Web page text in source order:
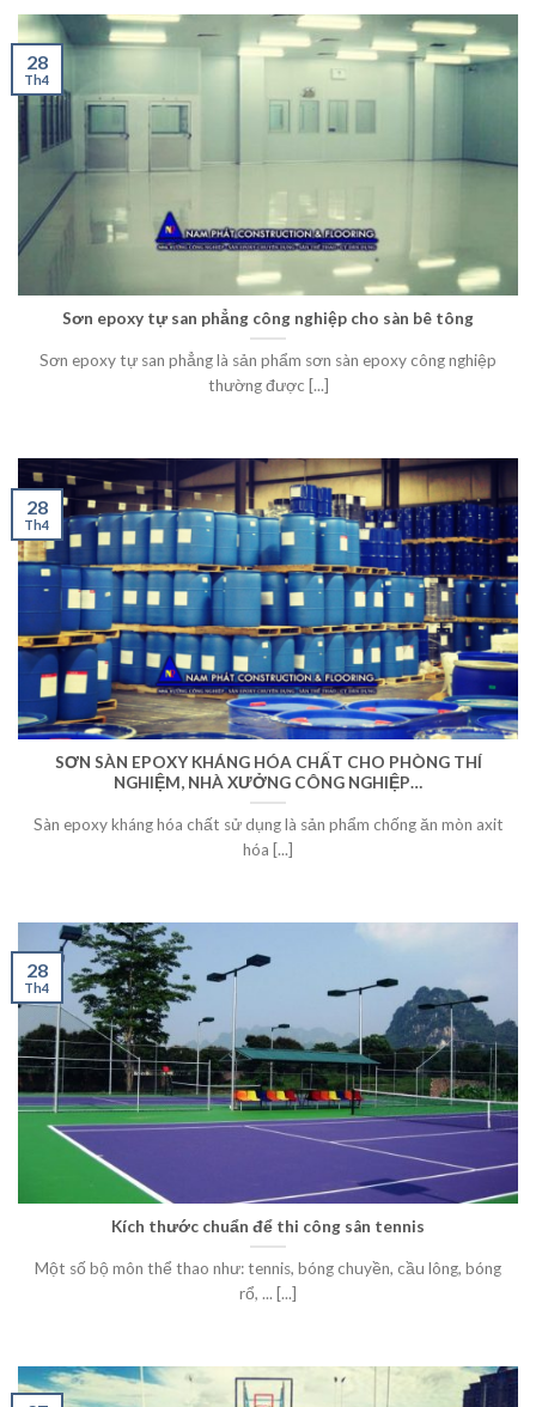
Sơn epoxy tự san phẳng công nghiệp cho sàn bê tông
Sơn epoxy tự san phẳng là sản phẩm sơn sàn epoxy công nghiệp
thường được [...]
28
Th4
SƠN SÀN EPOXY KHÁNG HÓA CHẤT CHO PHÒNG THÍ
NGHIỆM, NHÀ XƯỞNG CÔNG NGHIỆP…
Sàn epoxy kháng hóa chất sử dụng là sản phẩm chống ăn mòn axit
hóa [...]
28
Th4
Kích thước chuẩn để thi công sân tennis
Một số bộ môn thể thao như: tennis, bóng chuyền, cầu lông, bóng
rổ, ... [...]
28
Th4